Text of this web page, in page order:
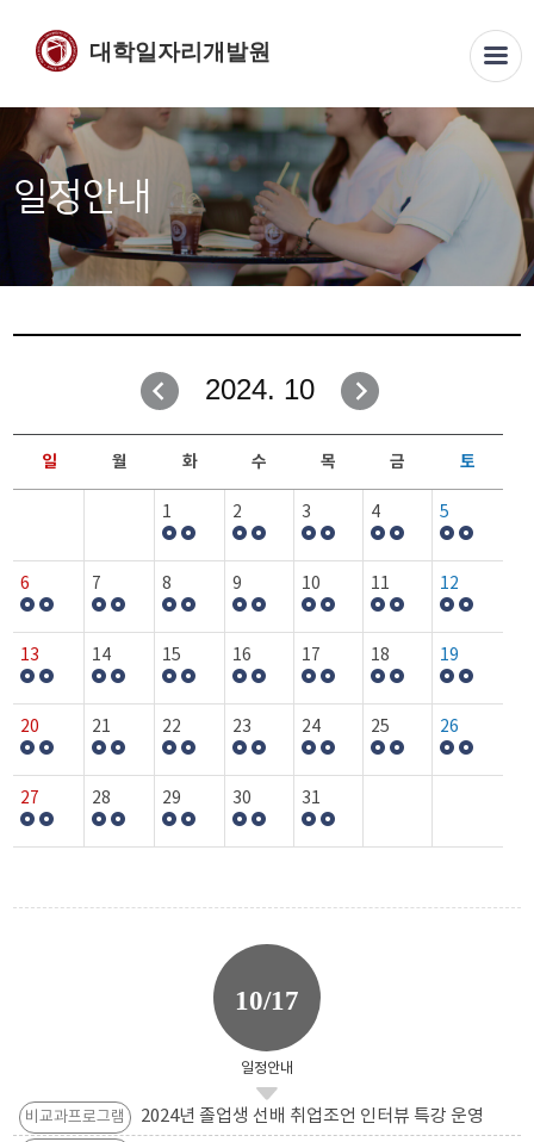
대학일자리개발원
일정안내
2024. 10
일 월 화 수 목 금 토
1 2 3 4 5
6 7 8 9 10 11 12
13 14 15 16 17 18 19
20 21 22 23 24 25 26
27 28 29 30 31
10/17
일정안내
비교과프로그램 2024년 졸업생 선배 취업조언 인터뷰 특강 운영